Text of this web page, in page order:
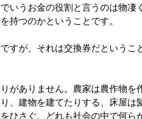
いうお金の役割と言うのは物凄
持つのかということです。
すが、それは交換券だというこ
がありません。農家は農作物を
、建物を建てたりする、床屋は
ひさぐ、どれも社会の中で何ら